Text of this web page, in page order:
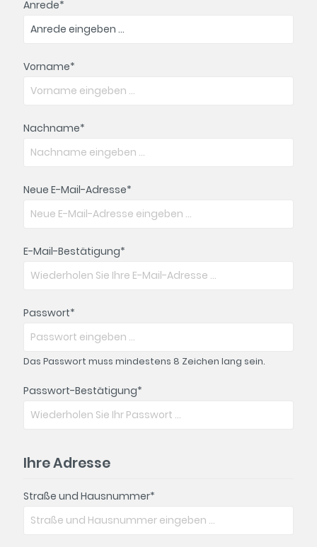
Anrede*
Vorname*
Nachname*
Neue E-Mail-Adresse*
E-Mail-Bestätigung*
Passwort*
Das Passwort muss mindestens 8 Zeichen lang sein.
Passwort-Bestätigung*
Ihre Adresse
Straße und Hausnummer*